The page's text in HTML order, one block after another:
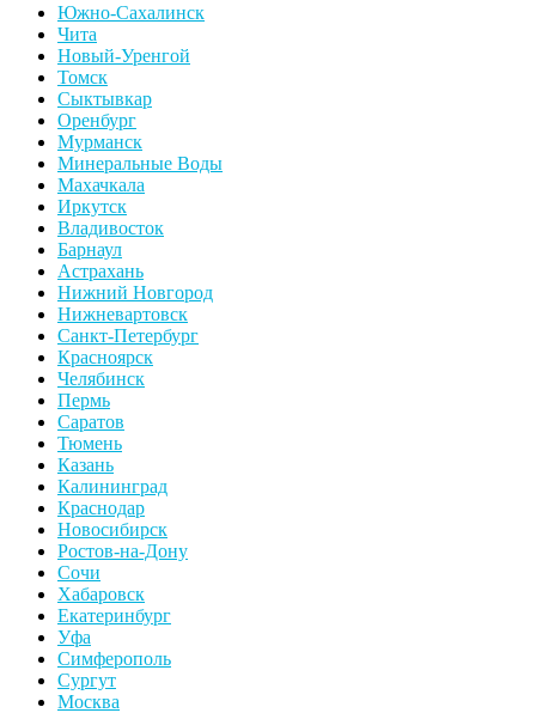
Южно-Сахалинск
Чита
Новый-Уренгой
Томск
Сыктывкар
Оренбург
Мурманск
Минеральные Воды
Махачкала
Иркутск
Владивосток
Барнаул
Астрахань
Нижний Новгород
Нижневартовск
Санкт-Петербург
Красноярск
Челябинск
Пермь
Саратов
Тюмень
Казань
Калининград
Краснодар
Новосибирск
Ростов-на-Дону
Сочи
Хабаровск
Екатеринбург
Уфа
Симферополь
Сургут
Москва